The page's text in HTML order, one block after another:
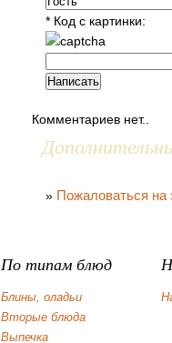
* Код с картинки:
Комментариев нет..
» Пожаловаться на
По типам блюд
Блины, оладьи
Вторые блюда
Выпечка